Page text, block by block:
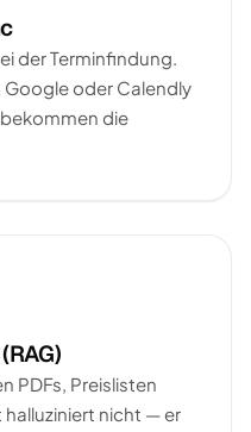
der Terminfindung.
oder Calendly
die
PDFs, Preislisten
nicht — er